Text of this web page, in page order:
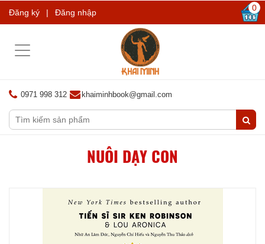
Đăng ký | Đăng nhập 0
Toggle
0971 998 312 khaiminhbook@gmail.com
NUÔI DẠY CON